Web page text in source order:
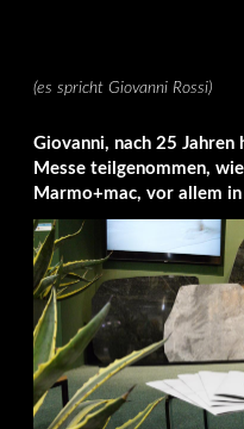
(es spricht Giovanni Rossi)
Giovanni, nach 25
Messe teilgenommen,
Marmo+mac, vor allem